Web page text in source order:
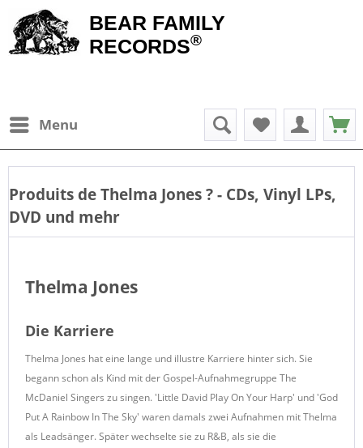
BEAR FAMILY
RECORDS®
Menu
Produits deThelma Jones? - CDs, Vinyl LPs,
DVD und mehr
Thelma Jones
Die Karriere
Thelma Jones hat eine lange und illustre Karriere hinter sich. Sie
begann schon als Kind mit der Gospel-Aufnahmegruppe The
McDaniel Singers zu singen. 'Little David Play On Your Harp' und 'God
Put A Rainbow In The Sky' waren damals zwei Aufnahmen mit Thelma
als Leadsänger. Später wechselte sie zu R&B, als sie die